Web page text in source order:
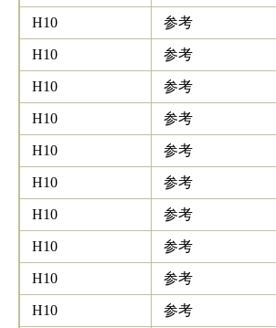
H10 参考
H10 参考
H10 参考
H10 参考
H10 参考
H10 参考
H10 参考
H10 参考
H10 参考
H10 参考